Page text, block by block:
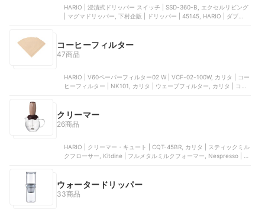
HARIO | 浸漬式ドリッパー スイッチ | SSD-360-B, エクセルリビング
| マグマドリッパー, 下村企販 | ドリッパー | 45145, HARIO | ダブルメ
コーヒーフィルター
47商品
HARIO | V60ペーパーフィルター02 W | VCF-02-100W, カリタ | コー
ヒーフィルター | NK101, カリタ | ウェーブフィルター, カリタ | コー
クリーマー
26商品
HARIO | クリーマー・キュート | CQT-45BR, カリタ | スティックミル
クフローサー, Kitdine | フルメタルミルクフォーマー, Nespresso | ミ
ウォータードリッパー
33商品